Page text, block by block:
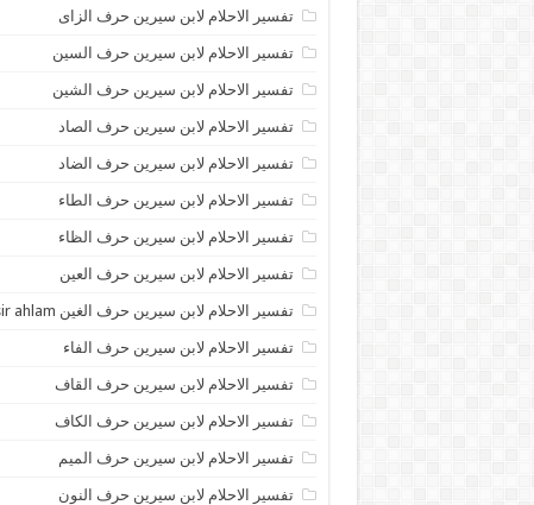
تفسير الاحلام لابن سيرين حرف الزاى
تفسير الاحلام لابن سيرين حرف السين
تفسير الاحلام لابن سيرين حرف الشين
تفسير الاحلام لابن سيرين حرف الصاد
تفسير الاحلام لابن سيرين حرف الضاد
تفسير الاحلام لابن سيرين حرف الطاء
تفسير الاحلام لابن سيرين حرف الظاء
تفسير الاحلام لابن سيرين حرف العين
تفسير الاحلام لابن سيرين حرف الغين tafsir ahlam
تفسير الاحلام لابن سيرين حرف الفاء
تفسير الاحلام لابن سيرين حرف القاف
تفسير الاحلام لابن سيرين حرف الكاف
تفسير الاحلام لابن سيرين حرف الميم
تفسير الاحلام لابن سيرين حرف النون